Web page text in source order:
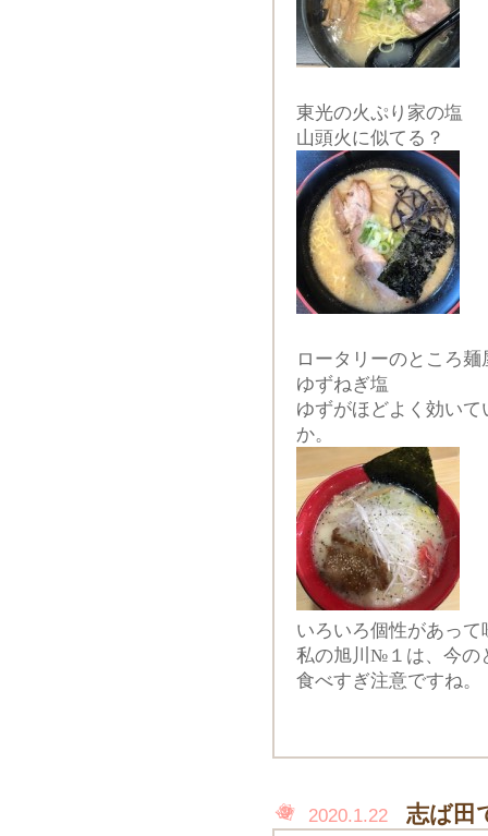
東光の火ぷり家の塩
山頭火に似てる？
ロータリーのところ麺
ゆずねぎ塩
ゆずがほどよく効い
か。
いろいろ個性があっ
私の旭川№１は、今の
食べすぎ注意ですね。
2020.1.22 志ば田